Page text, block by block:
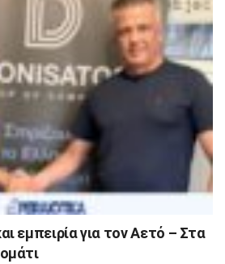
εμπειρία για τον Αετό – Στα